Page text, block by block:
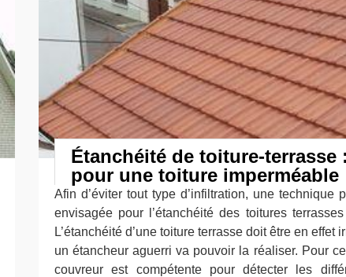
Étanchéité de toiture-terrasse
pour une toiture imperméable
Afin d’éviter tout type d’infiltration, une technique
envisagée pour l’étanchéité des toitures
L’étanchéité d’une toiture terrasse doit être en effet
un étancheur aguerri va pouvoir la réaliser. Pour
couvreur est compétente pour détecter les